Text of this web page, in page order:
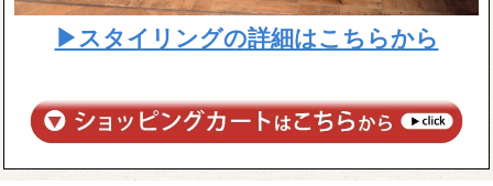
▶スタイリングの詳細はこちらから